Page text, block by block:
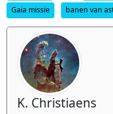
Gaia missie
banen van
K. Christiaens